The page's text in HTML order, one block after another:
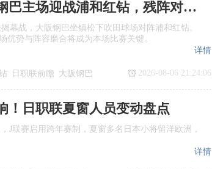
日职联前瞻：大阪钢巴主场迎战浦和红钻，残阵对决看点十足
幕战，大阪钢巴坐镇松下吹田球场对阵浦和红钻。
优势与阵容磨合将成为本场比赛关键。
日职联前瞻 大阪钢巴
详情
2026-08-06 21:24:06
！日职联夏窗人员变动盘点
J联赛启用跨年赛制，夏窗多名日本小将留洋欧洲，
详情